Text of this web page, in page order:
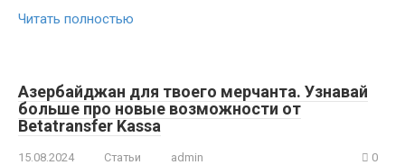
Читать полностью
Азербайджан для твоего мерчанта. Узнавай
больше про новые возможности от
Betatransfer Kassa
15.08.2024 Статьи admin 0